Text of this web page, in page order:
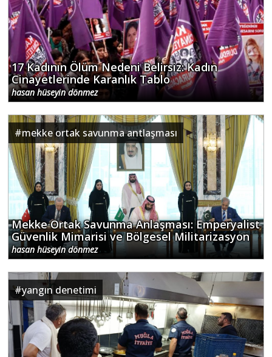
17 Kadının Ölüm Nedeni Belirsiz: Kadın
Cinayetlerinde Karanlık Tablo
hasan hüseyin dönmez
#mekke ortak savunma antlaşması
Mekke Ortak Savunma Anlaşması: Emperyalist
Güvenlik Mimarisi ve Bölgesel Militarizasyon
hasan hüseyin dönmez
#yangın denetimi